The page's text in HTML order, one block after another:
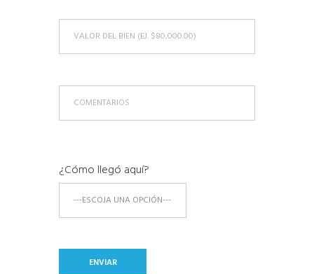
¿Cómo llegó aquí?